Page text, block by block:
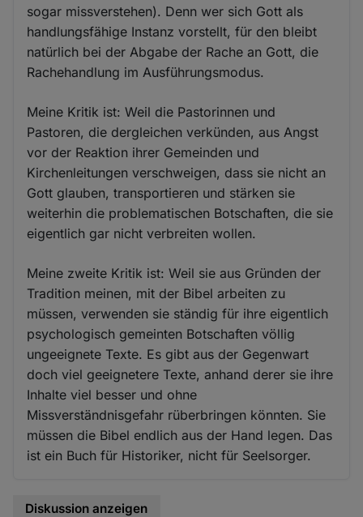
sogar missverstehen). Denn wer sich Gott als
handlungsfähige Instanz vorstellt, für den bleibt
natürlich bei der Abgabe der Rache an Gott, die
Rachehandlung im Ausführungsmodus.
Meine Kritik ist: Weil die Pastorinnen und
Pastoren, die dergleichen verkünden, aus Angst
vor der Reaktion ihrer Gemeinden und
Kirchenleitungen verschweigen, dass sie nicht an
Gott glauben, transportieren und stärken sie
weiterhin die problematischen Botschaften, die sie
eigentlich gar nicht verbreiten wollen.
Meine zweite Kritik ist: Weil sie aus Gründen der
Tradition meinen, mit der Bibel arbeiten zu
müssen, verwenden sie ständig für ihre eigentlich
psychologisch gemeinten Botschaften völlig
ungeeignete Texte. Es gibt aus der Gegenwart
doch viel geeignetere Texte, anhand derer sie ihre
Inhalte viel besser und ohne
Missverständnisgefahr rüberbringen könnten. Sie
müssen die Bibel endlich aus der Hand legen. Das
ist ein Buch für Historiker, nicht für Seelsorger.
Diskussion anzeigen